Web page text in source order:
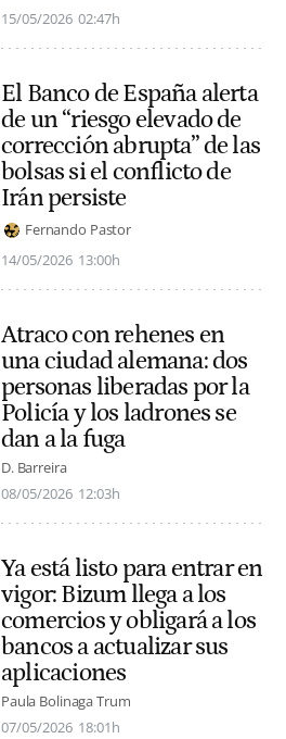
15/05/2026 02:47h
El Banco de España alerta
de un “riesgo elevado de
corrección abrupta” de las
bolsas si el conflicto de
Irán persiste
Fernando Pastor
14/05/2026 13:00h
Atraco con rehenes en
una ciudad alemana: dos
personas liberadas por la
Policía y los ladrones se
dan a la fuga
D. Barreira
08/05/2026 12:03h
Ya está listo para entrar en
vigor: Bizum llega a los
comercios y obligará a los
bancos a actualizar sus
aplicaciones
Paula Bolinaga Trum
07/05/2026 18:01h